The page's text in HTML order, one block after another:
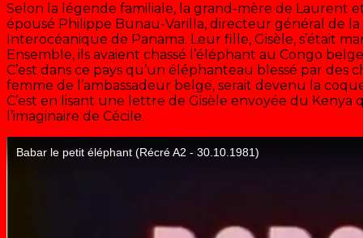
Selon la légende familiale, la grand-mère de Laurent
épousé Philippe Bunau-Varilla, directeur général de
Interocéanique de Panama. Leur fille, Gisèle, s’était
Ensemble, ils avaient chassé l’éléphant au Congo
C’est dans ce pays qu’un éléphanteau blessé par des
femme de l’ambassadeur belge, serait devenu la
C’est en lisant une lettre de Gisèle envoyée du Kenya
l’imaginaire de Cécile.